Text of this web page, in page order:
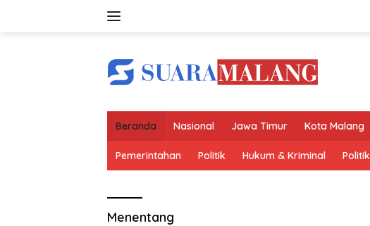
Beranda Nasional Jawa Timur Kota Malang
Pemerintahan Politik Hukum & Kriminal Politik
Menentang